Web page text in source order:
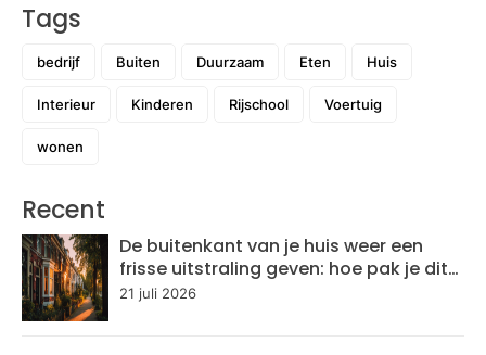
Tags
bedrijf Buiten Duurzaam Eten Huis
Interieur Kinderen Rijschool Voertuig
wonen
Recent
De buitenkant van je huis weer een
frisse uitstraling geven: hoe pak je dit
aan?
21 juli 2026